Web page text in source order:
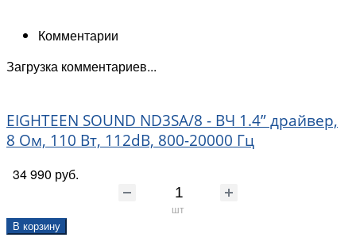
Комментарии
Загрузка комментариев...
EIGHTEEN SOUND ND3SA/8 - ВЧ 1.4” драйвер,
8 Ом, 110 Вт, 112dB, 800-20000 Гц
34 990 руб.
шт
В корзину